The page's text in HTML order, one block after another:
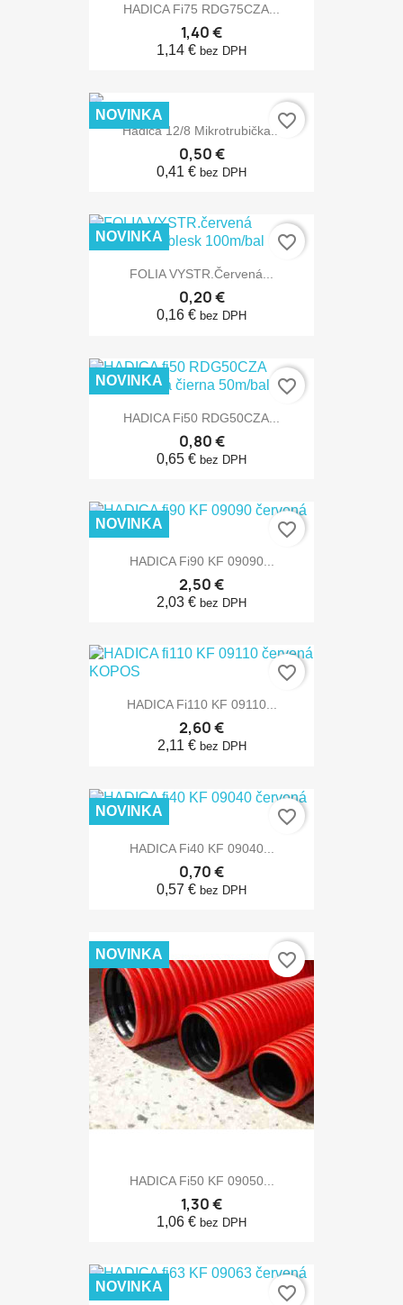
HADICA Fi75 RDG75CZA...
1,40 €
1,14 € bez DPH
Hadica 12/8 Mikrotrubička...
0,50 €
0,41 € bez DPH
NOVINKA favorite_border
FOLIA VYSTR.červená...
0,20 €
0,16 € bez DPH
NOVINKA favorite_border
HADICA Fi50 RDG50CZA...
0,80 €
0,65 € bez DPH
NOVINKA favorite_border
HADICA Fi90 KF 09090...
2,50 €
2,03 € bez DPH
NOVINKA favorite_border
HADICA Fi110 KF 09110...
2,60 €
2,11 € bez DPH
favorite_border
HADICA Fi40 KF 09040...
0,70 €
0,57 € bez DPH
NOVINKA favorite_border
HADICA Fi50 KF 09050...
1,30 €
1,06 € bez DPH
NOVINKA favorite_border
NOVINKA favorite_border